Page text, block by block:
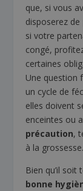
que, si vous
disposerez de
si votre
congé,
certaines
Une question
un cycle de
elles doivent
enceintes ou
précaution,
à la grossesse.
Bien qu’il
bonne